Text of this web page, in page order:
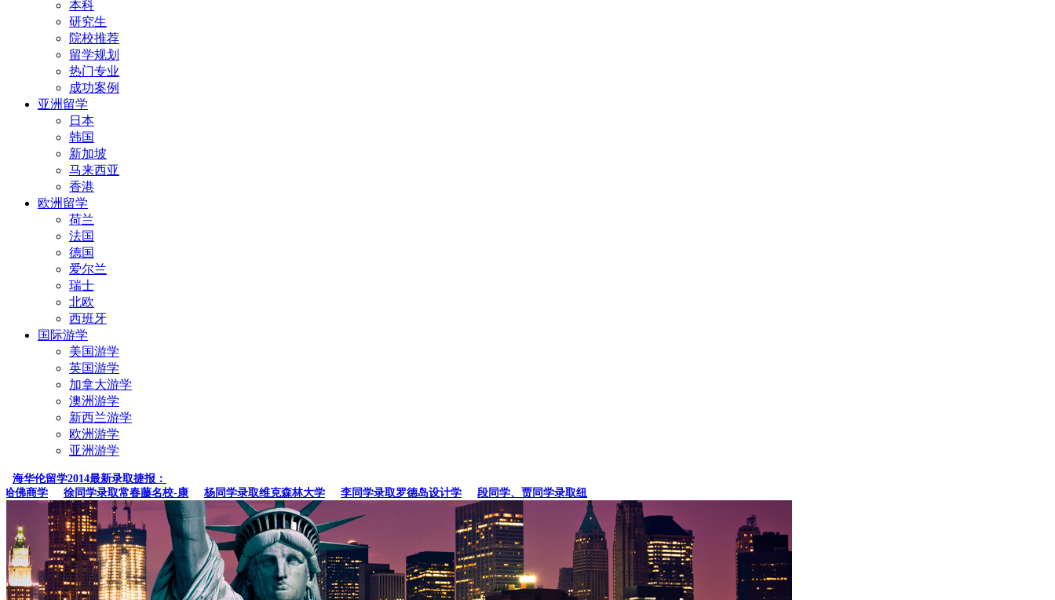
本科
研究生
院校推荐
留学规划
热门专业
成功案例
亚洲留学
日本
韩国
新加坡
马来西亚
香港
欧洲留学
荷兰
法国
德国
爱尔兰
瑞士
北欧
西班牙
国际游学
美国游学
英国游学
加拿大游学
澳洲游学
新西兰游学
欧洲游学
亚洲游学
海华伦留学2014最新录取捷报：
商学
徐同学录取常春藤名校-康 杨同学录取维克森林大学 李同学录取罗德岛设计学 段同学、贾同学录取纽约